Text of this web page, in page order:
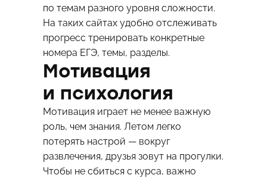
по темам разного уровня сложности.
На таких сайтах удобно отслеживать
прогресс тренировать конкретные
номера ЕГЭ, темы, разделы.
Мотивация
и психология
Мотивация играет не менее важную
роль, чем знания. Летом легко
потерять настрой — вокруг
развлечения, друзья зовут на прогулки.
Чтобы не сбиться с курса, важно